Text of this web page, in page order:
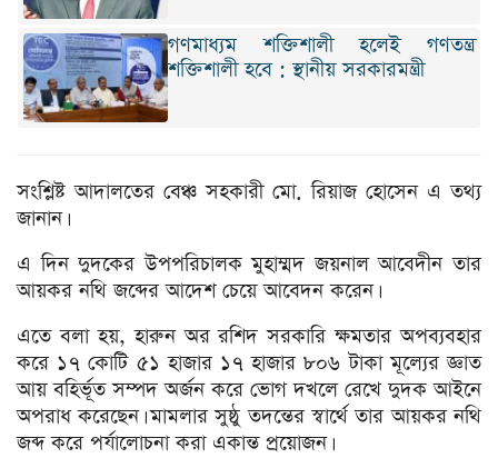
গণমাধ্যম শক্তিশালী হলেই গণতন্ত্র
শক্তিশালী হবে : স্থানীয় সরকারমন্ত্রী
সংশ্লিষ্ট আদালতের বেঞ্চ সহকারী মো. রিয়াজ হোসেন এ তথ্য
জানান।
এ দিন দুদকের উপপরিচালক মুহাম্মদ জয়নাল আবেদীন তার
আয়কর নথি জব্দের আদেশ চেয়ে আবেদন করেন।
এতে বলা হয়, হারুন অর রশিদ সরকারি ক্ষমতার অপব্যবহার
করে ১৭ কোটি ৫১ হাজার ১৭ হাজার ৮০৬ টাকা মূল্যের জ্ঞাত
আয় বহির্ভূত সম্পদ অর্জন করে ভোগ দখলে রেখে দুদক আইনে
অপরাধ করেছেন। মামলার সুষ্ঠু তদন্তের স্বার্থে তার আয়কর নথি
জব্দ করে পর্যালোচনা করা একান্ত প্রয়োজন।